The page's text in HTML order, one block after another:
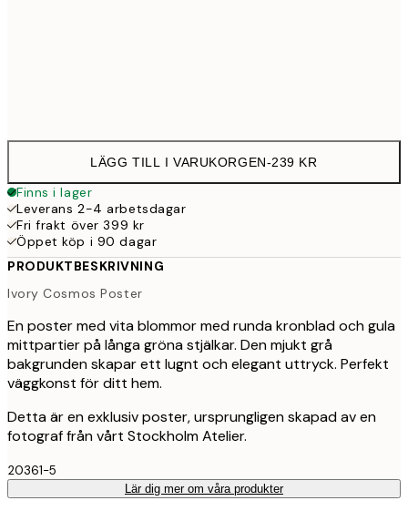
LÄGG TILL I VARUKORGEN-239 KR
Finns i lager
Leverans 2-4 arbetsdagar
Fri frakt över 399 kr
Öppet köp i 90 dagar
PRODUKTBESKRIVNING
Ivory Cosmos Poster
En poster med vita blommor med runda kronblad och gula
mittpartier på långa gröna stjälkar. Den mjukt grå
bakgrunden skapar ett lugnt och elegant uttryck. Perfekt
väggkonst för ditt hem.
Detta är en exklusiv poster, ursprungligen skapad av en
fotograf från vårt Stockholm Atelier.
20361-5
Lär dig mer om våra produkter